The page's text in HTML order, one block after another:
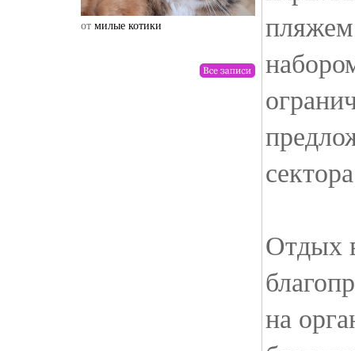
от милые котики от drunktwi
Отдых
на